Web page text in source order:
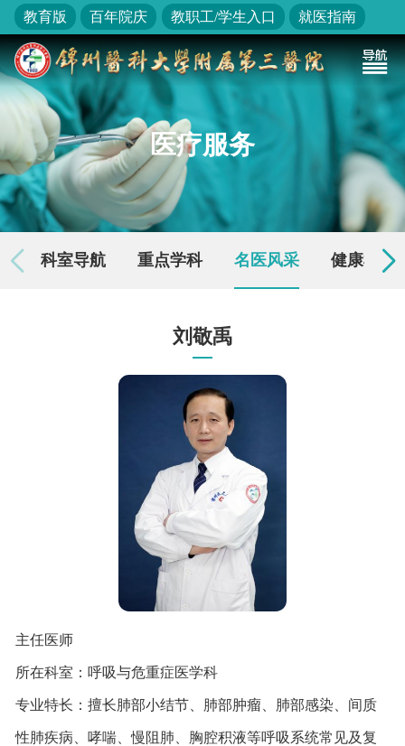
教育版 百年院庆 教职工/学生入口 就医指南
医疗服务
科室导航 重点学科 名医风采 健康检查
刘敬禹
主任医师
所在科室：呼吸与危重症医学科
专业特长：擅长肺部小结节、肺部肿瘤、肺部感染、间质
性肺疾病、哮喘、慢阻肺、胸腔积液等呼吸系统常见及复